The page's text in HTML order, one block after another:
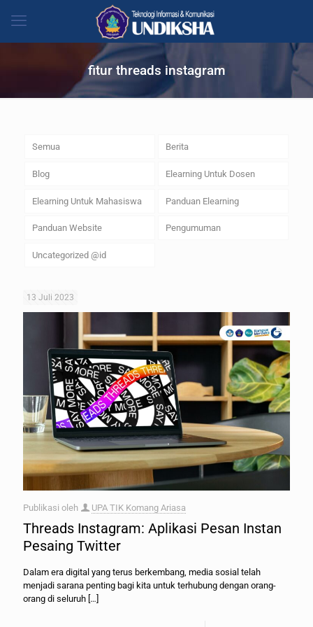
fitur threads instagram
Semua Berita
Blog Elearning Untuk Dosen
Elearning Untuk Mahasiswa Panduan Elearning
Panduan Website Pengumuman
Uncategorized @id
13 Juli 2023
Publikasi oleh UPA TIK Komang Ariasa
Threads Instagram: Aplikasi Pesan Instan
Pesaing Twitter
Dalam era digital yang terus berkembang, media sosial telah
menjadi sarana penting bagi kita untuk terhubung dengan orang-
orang di seluruh […]